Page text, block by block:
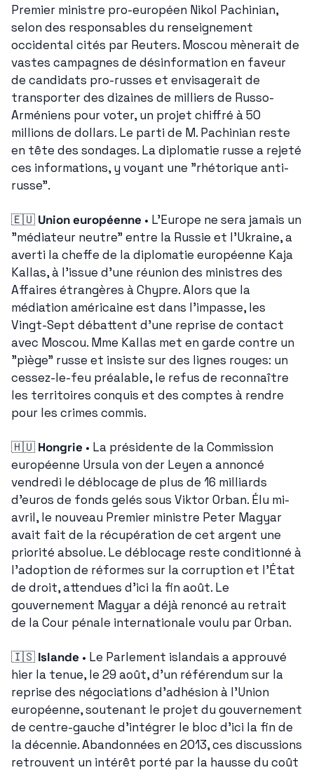
Premier ministre pro-européen Nikol Pachinian,
selon des responsables du renseignement
occidental cités par Reuters. Moscou mènerait de
vastes campagnes de désinformation en faveur
de candidats pro-russes et envisagerait de
transporter des dizaines de milliers de Russo-
Arméniens pour voter, un projet chiffré à 50
millions de dollars. Le parti de M. Pachinian reste
en tête des sondages. La diplomatie russe a rejeté
ces informations, y voyant une "rhétorique anti-
russe".
🇪🇺 Union européenne • L'Europe ne sera jamais un
"médiateur neutre" entre la Russie et l'Ukraine, a
averti la cheffe de la diplomatie européenne Kaja
Kallas, à l'issue d'une réunion des ministres des
Affaires étrangères à Chypre. Alors que la
médiation américaine est dans l'impasse, les
Vingt-Sept débattent d'une reprise de contact
avec Moscou. Mme Kallas met en garde contre un
"piège" russe et insiste sur des lignes rouges: un
cessez-le-feu préalable, le refus de reconnaître
les territoires conquis et des comptes à rendre
pour les crimes commis.
🇭🇺 Hongrie • La présidente de la Commission
européenne Ursula von der Leyen a annoncé
vendredi le déblocage de plus de 16 milliards
d'euros de fonds gelés sous Viktor Orban. Élu mi-
avril, le nouveau Premier ministre Peter Magyar
avait fait de la récupération de cet argent une
priorité absolue. Le déblocage reste conditionné à
l'adoption de réformes sur la corruption et l'État
de droit, attendues d'ici la fin août. Le
gouvernement Magyar a déjà renoncé au retrait
de la Cour pénale internationale voulu par Orban.
🇮🇸 Islande • Le Parlement islandais a approuvé
hier la tenue, le 29 août, d'un référendum sur la
reprise des négociations d'adhésion à l'Union
européenne, soutenant le projet du gouvernement
de centre-gauche d'intégrer le bloc d'ici la fin de
la décennie. Abandonnées en 2013, ces discussions
retrouvent un intérêt porté par la hausse du coût